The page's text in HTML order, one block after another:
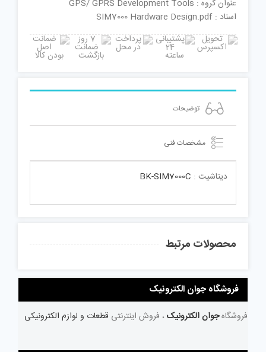
عنوان گروه : GPS/ GPRS Development Tools
اسناد : SIM7000 Hardware Design.pdf
توضیحات
مشخصات فنی
دیتاشیت : BK-SIM7000C
محصولات مرتبط
فروشگاه جوان الکترونیک
فروشگاهجوان الکترونیک ، فروش اینترنتی قطعات و لوازم الکترونیکی